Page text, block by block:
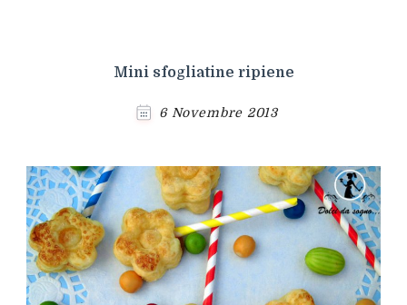
Mini sfogliatine ripiene
6 Novembre 2013